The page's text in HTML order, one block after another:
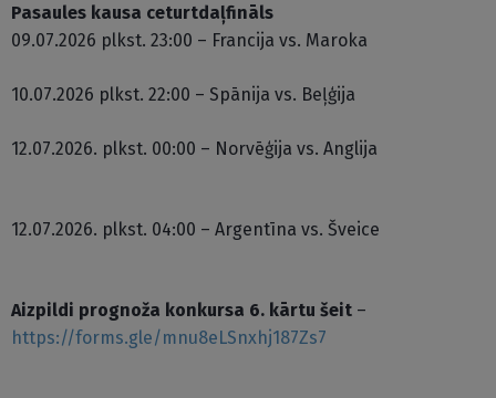
Pasaules kausa ceturtdaļfināls
09.07.2026 plkst. 23:00 – Francija vs. Maroka
10.07.2026 plkst. 22:00 – Spānija vs. Beļģija
12.07.2026. plkst. 00:00 – Norvēģija vs. Anglija
12.07.2026. plkst. 04:00 – Argentīna vs. Šveice
Aizpildi prognoža konkursa 6. kārtu šeit –
https://forms.gle/mnu8eLSnxhj187Zs7